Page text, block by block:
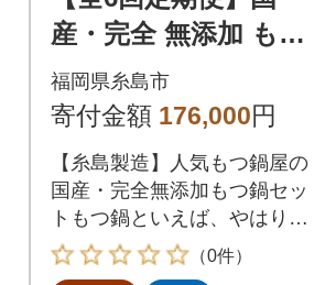
産・完全 無添加 もつ
鍋セット×2 (約4人前)
しょうゆ味[AFF015]
福岡県糸島市
寄付金額 176,000円
【糸島製造】人気もつ鍋屋の
国産・完全無添加もつ鍋セッ
トもつ鍋といえば、やはり一
番気になるのは【もつ】九州
産の生の牛もつを最短ルート
（0件）